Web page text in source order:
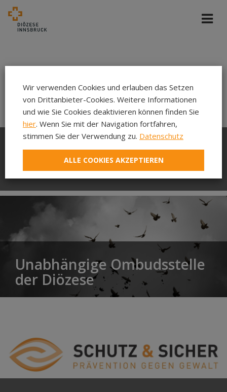
... weil Kirche ein sicherer
Ort sein soll!
Unabhängige Ombudsstelle
der Diözese
Wir verwenden Cookies und erlauben das Setzen
von Drittanbieter-Cookies. Weitere Informationen
und wie Sie Cookies deaktivieren können finden Sie
hier. Wenn Sie mit der Navigation fortfahren,
stimmen Sie der Verwendung zu. Datenschutz
ALLE COOKIES AKZEPTIEREN